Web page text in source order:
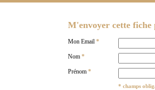
M'envoyer cette fiche
Mon Email *
Nom *
Prénom *
* champs